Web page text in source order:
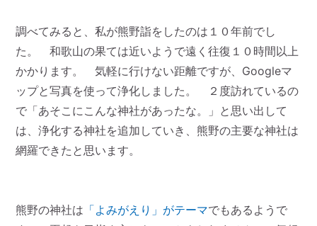
調べてみると、私が熊野詣をしたのは１０年前でし
た。 和歌山の果ては近いようで遠く往復１０時間以上
かかります。 気軽に行けない距離ですが、Googleマ
ップと写真を使って浄化しました。 ２度訪れているの
で「あそこにこんな神社があったな。」と思い出して
は、浄化する神社を追加していき、熊野の主要な神社は
網羅できたと思います。
熊野の神社は 「よみがえり」がテーマでもあるようで